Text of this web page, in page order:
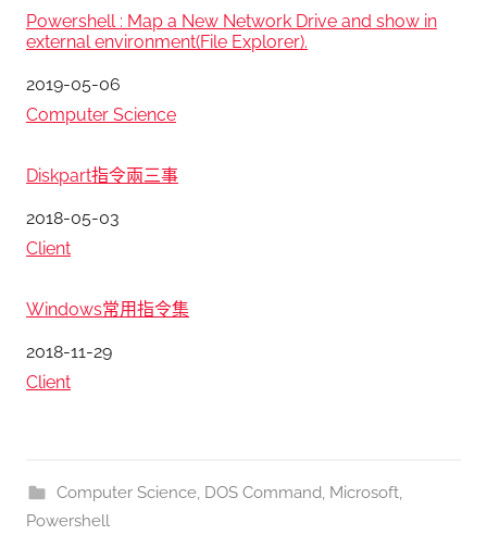
Powershell : Map a New Network Drive and show in
external environment(File Explorer).
日期
2019-05-06
關於
Computer Science
Diskpart指令兩三事
日期
2018-05-03
關於
Client
Windows常用指令集
日期
2018-11-29
關於
Client
Computer Science, DOS Command, Microsoft,
Powershell